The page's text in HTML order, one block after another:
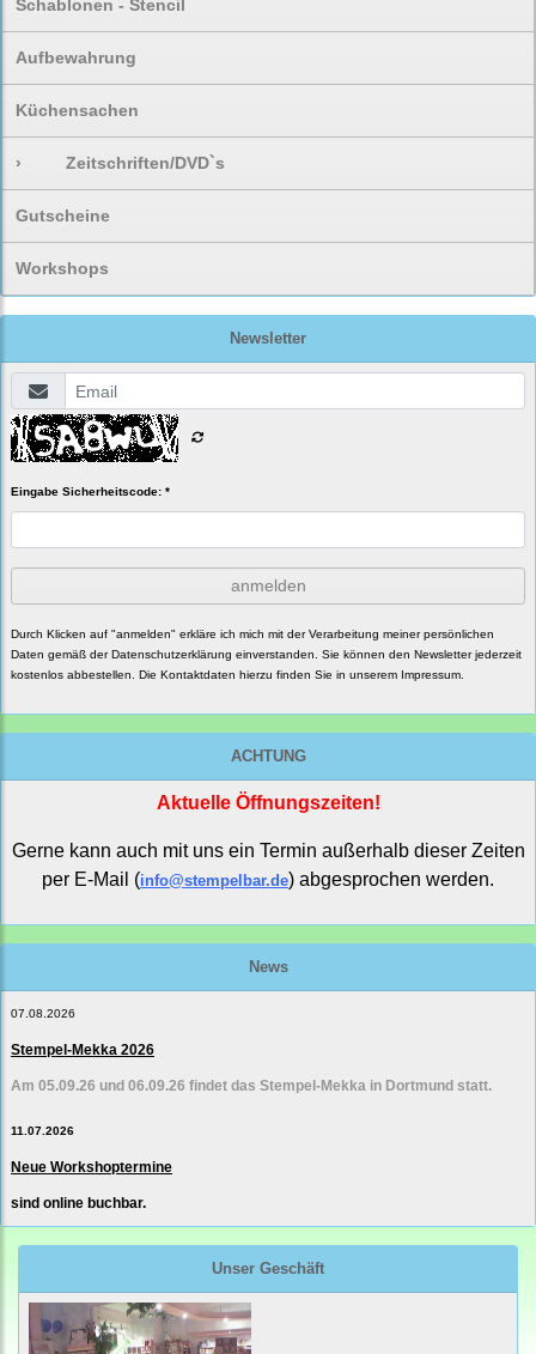
Schablonen - Stencil
Aufbewahrung
Küchensachen
› Zeitschriften/DVD`s
Gutscheine
Workshops
Newsletter
Eingabe Sicherheitscode: *
anmelden
Durch Klicken auf "anmelden" erkläre ich mich mit der Verarbeitung meiner persönlichen
Daten gemäß der Datenschutzerklärung einverstanden. Sie können den Newsletter jederzeit
kostenlos abbestellen. Die Kontaktdaten hierzu finden Sie in unserem Impressum.
ACHTUNG
Aktuelle Öffnungszeiten!
Gerne kann auch mit uns ein Termin außerhalb dieser Zeiten
per E-Mail (info@stempelbar.de) abgesprochen werden.
News
07.08.2026
Stempel-Mekka 2026
Am 05.09.26 und 06.09.26 findet das Stempel-Mekka in Dortmund statt.
11.07.2026
Neue Workshoptermine
sind online buchbar.
Unser Geschäft